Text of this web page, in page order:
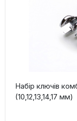
Набір ключів
(10,12,13,14,17 мм)